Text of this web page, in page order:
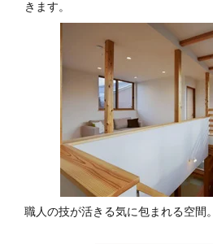
きます。
職人の技が活きる気に包まれる空間。